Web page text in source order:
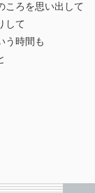
ころを思い出して
して
う時間も